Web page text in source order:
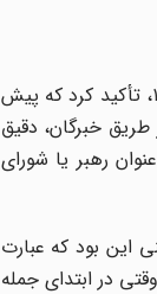
آقای مشکینی رئیس مجلس خبرگان رهبری مطرح‌کننده‌ی بحث ابهام در شرط مرجعیّت بود و با قرائت بخش دوّم اصل ۱۰۷، تأکید کرد که پیش
107، یعنی شیوه‌ی تعیین رهبر از طریق خبرگان، دقیق
رهبر یا شورای
این بود که عبارت
در ابتدای جمله